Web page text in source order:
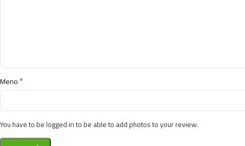
Meno*
You have to be logged in to be able to add photos to your review.